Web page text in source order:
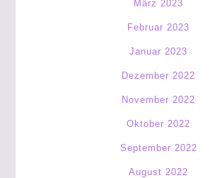
März 2023
Februar 2023
Januar 2023
Dezember 2022
November 2022
Oktober 2022
September 2022
August 2022